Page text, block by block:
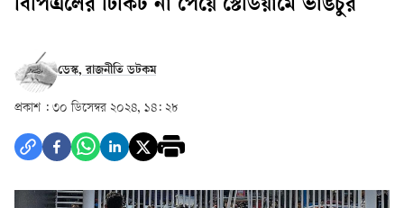
বিপিএলের টিকিট না পেয়ে স্টেডিয়ামে ভাঙচুর
ডেস্ক, রাজনীতি ডটকম
প্রকাশ : ৩০ ডিসেম্বর ২০২৪, ১৪: ২৮